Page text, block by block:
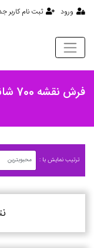
ورود ثبت نام کاربر
فرش نقشه 700 شانه
ترتیب نمایش با :